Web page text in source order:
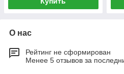
О нас
Рейтинг не сформирован
Менее 5 отзывов за